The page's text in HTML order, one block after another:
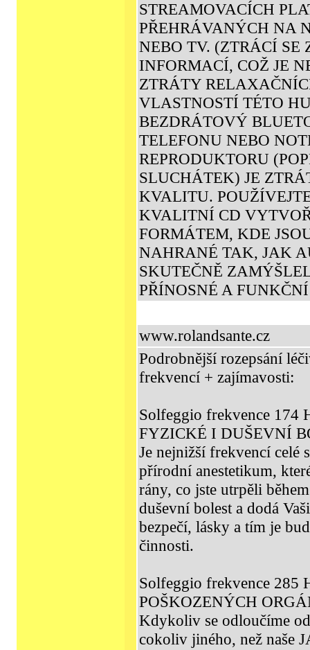
STREAMOVACÍCH
PŘEHRÁVANÝCH NA
NEBO TV. (ZTRÁCÍ
INFORMACÍ, COŽ JE
ZTRÁTY
VLASTNOSTÍ TÉTO
BEZDRÁTOVÝ
TELEFONU NEBO
REPRODUKTORU
SLUCHÁTEK) JE
KVALITU.
KVALITNÍ CD
FORMÁTEM, KDE
NAHRANÉ TAK, JAK
SKUTEČNĚ
PŘÍNOSNÉ A
www.rolandsante.cz
Podrobnější rozepsání
frekvencí + zajímavosti:
Solfeggio frekvence 174
FYZICKÉ I DUŠEVNÍ
Je nejnižší frekvencí celé
přírodní anestetikum,
rány, co jste utrpěli
duševní bolest a dodá
bezpečí, lásky a tím je
činnosti.
Solfeggio frekvence 285
POŠKOZENÝCH
Kdykoliv se odloučíme
cokoliv jiného, než naše